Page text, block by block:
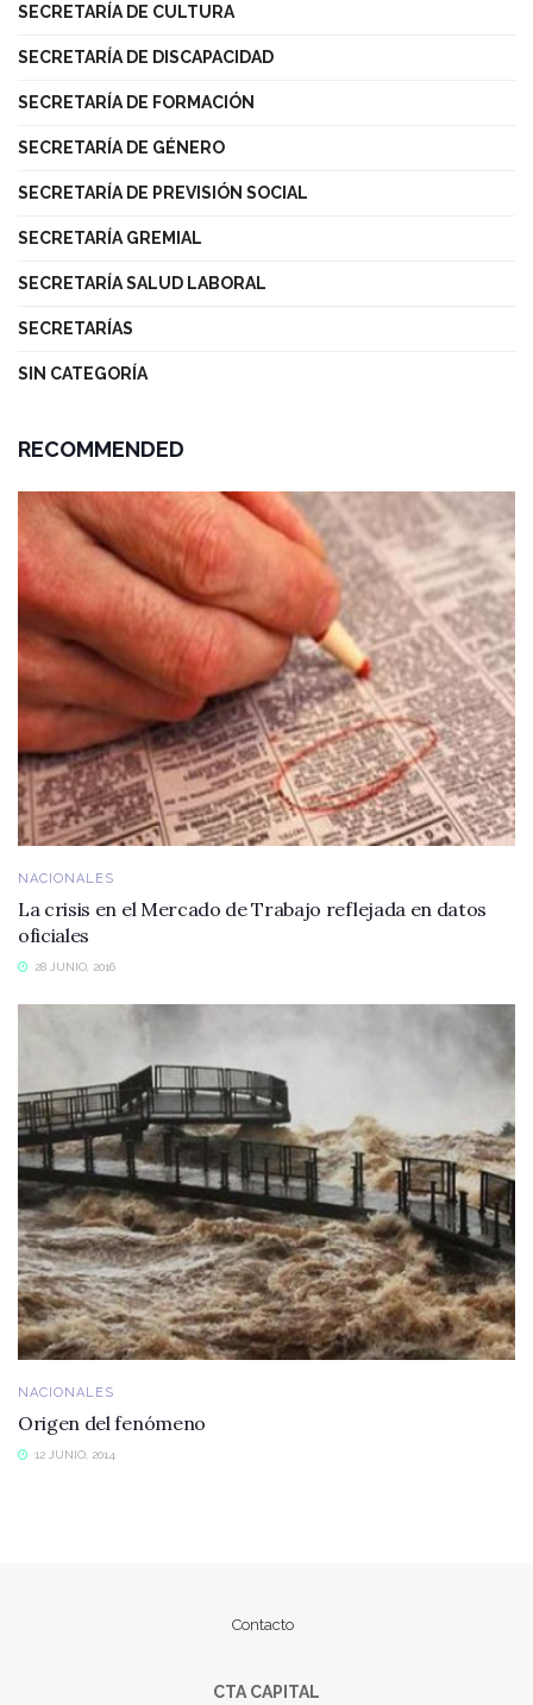
SECRETARÍA DE CULTURA
SECRETARÍA DE DISCAPACIDAD
SECRETARÍA DE FORMACIÓN
SECRETARÍA DE GÉNERO
SECRETARÍA DE PREVISIÓN SOCIAL
SECRETARÍA GREMIAL
SECRETARÍA SALUD LABORAL
SECRETARÍAS
SIN CATEGORÍA
RECOMMENDED
NACIONALES
La crisis en el Mercado de Trabajo reflejada en datos
oficiales
28 JUNIO, 2016
NACIONALES
Origen del fenómeno
12 JUNIO, 2014
Contacto
CTA CAPITAL